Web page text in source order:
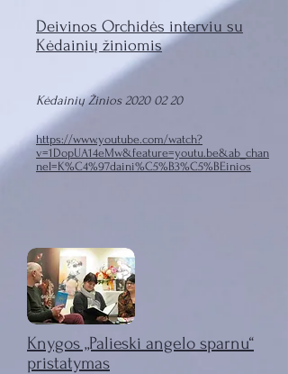
Deivinos Orchidės interviu su
Kėdainių žiniomis
Kėdainių Žinios2020 02 20
https://www.youtube.com/watch?
v=1DopUA14eMw&feature=youtu.be&ab_chan
nel=K%C4%97daini%C5%B3%C5%BEinios
Knygos „Palieski angelo sparnu“
pristatymas